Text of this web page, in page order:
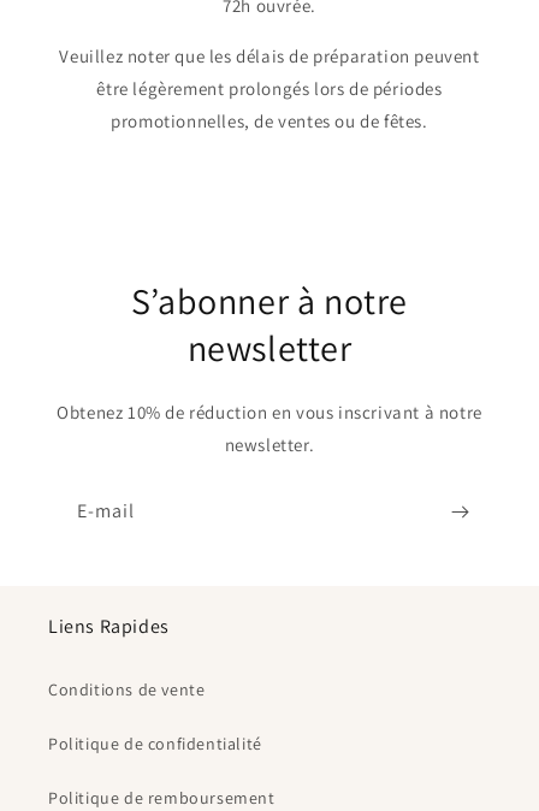
72h ouvrée.
Veuillez noter que les délais de préparation peuvent
être légèrement prolongés lors de périodes
promotionnelles, de ventes ou de fêtes.
S’abonner à notre
newsletter
Obtenez 10% de réduction en vous inscrivant à notre
newsletter.
E-mail
Liens Rapides
Conditions de vente
Politique de confidentialité
Politique de remboursement